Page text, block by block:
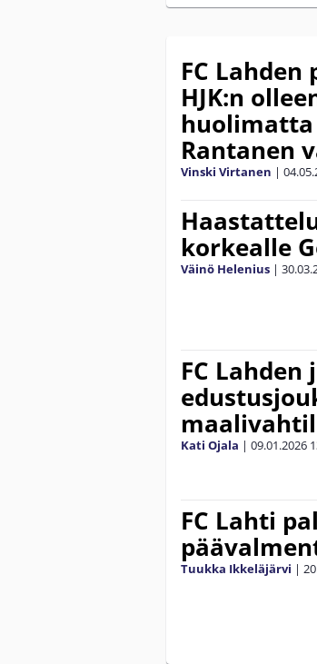
FC
HJK:n
huolimatta
Rantanen
Vinski Virtanen |
korkealle
Väinö Helenius |
FC
Kati Ojala | 09.01.2026
FC Lahti
Tuukka Ikkeläjärvi |